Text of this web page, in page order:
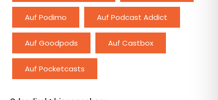
Auf Podimo Auf Podcast Addict
Auf Goodpods Auf Castbox
Auf Pocketcasts